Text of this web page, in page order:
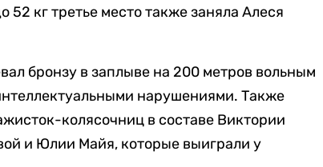
52 кг третье место также заняла Алеся
бронзу в заплыве на 200 метров вольным
нарушениями. Также
колясочниц в составе Виктории
и Юлии Майя, которые выиграли у